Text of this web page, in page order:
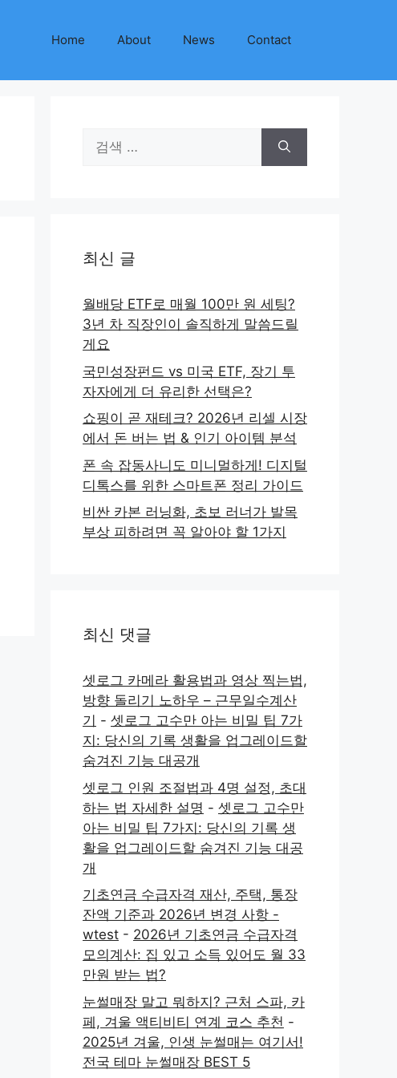
Home About News Contact
색:
최신 글
월배당 ETF로 매월 100만 원 세팅?
3년 차 직장인이 솔직하게 말씀드릴
게요
국민성장펀드 vs 미국 ETF, 장기 투
자자에게 더 유리한 선택은?
쇼핑이 곧 재테크? 2026년 리셀 시장
에서 돈 버는 법 & 인기 아이템 분석
폰 속 잡동사니도 미니멀하게! 디지털
디톡스를 위한 스마트폰 정리 가이드
비싼 카본 러닝화, 초보 러너가 발목
부상 피하려면 꼭 알아야 할 1가지
최신 댓글
셋로그 카메라 활용법과 영상 찍는법,
방향 돌리기 노하우 – 근무일수계산
기 - 셋로그 고수만 아는 비밀 팁 7가
지: 당신의 기록 생활을 업그레이드할
숨겨진 기능 대공개
셋로그 인원 조절법과 4명 설정, 초대
하는 법 자세한 설명 - 셋로그 고수만
아는 비밀 팁 7가지: 당신의 기록 생
활을 업그레이드할 숨겨진 기능 대공
개
기초연금 수급자격 재산, 주택, 통장
잔액 기준과 2026년 변경 사항 -
wtest - 2026년 기초연금 수급자격
모의계산: 집 있고 소득 있어도 월 33
만원 받는 법?
눈썰매장 말고 뭐하지? 근처 스파, 카
페, 겨울 액티비티 연계 코스 추천 -
2025년 겨울, 인생 눈썰매는 여기서!
전국 테마 눈썰매장 BEST 5